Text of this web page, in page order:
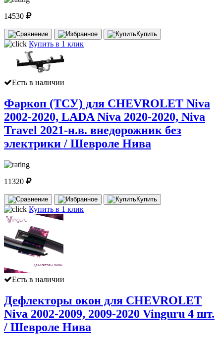
14530
Купить
Купить в 1 клик
Есть в наличии
Фаркоп (ТСУ) для CHEVROLET Niva
2002-2020, LADA Niva 2020-2020, Niva
Travel 2021-н.в. внедорожник без
электрики / Шевроле Нива
11320
Купить
Купить в 1 клик
Есть в наличии
Дефлекторы окон для CHEVROLET
Niva 2002-2009, 2009-2020 Vinguru 4 шт.
/ Шевроле Нива